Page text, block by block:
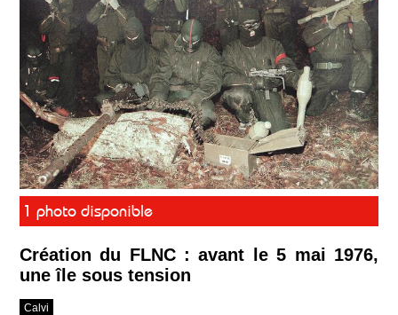
1 photo disponible
Création du FLNC : avant le 5 mai 1976,
une île sous tension
Calvi